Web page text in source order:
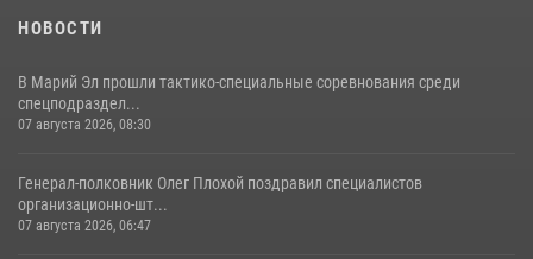
28 июля 2026, 11:52
НОВОСТИ
В Марий Эл прошли тактико-специальные соревнования среди
спецподраздел...
07 августа 2026, 08:30
Генерал-полковник Олег Плохой поздравил специалистов
организационно-шт...
07 августа 2026, 06:47